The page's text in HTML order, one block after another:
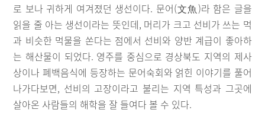
로 보나 귀하게 여겨졌던 생선이다. 문어(文魚)라 함은 글을
읽을 줄 아는 생선이라는 뜻인데, 머리가 크고 선비가 쓰는 먹
과 비슷한 먹물을 쏜다는 점에서 선비와 양반 계급이 좋아하
는 해산물이 되었다. 영주를 중심으로 경상북도 지역의 제사
상이나 폐백음식에 등장하는 문어숙회와 얽힌 이야기를 풀어
나가다보면, 선비의 고장이라고 불리는 지역 특성과 그곳에
살아온 사람들의 해학을 잘 들여다 볼 수 있다.